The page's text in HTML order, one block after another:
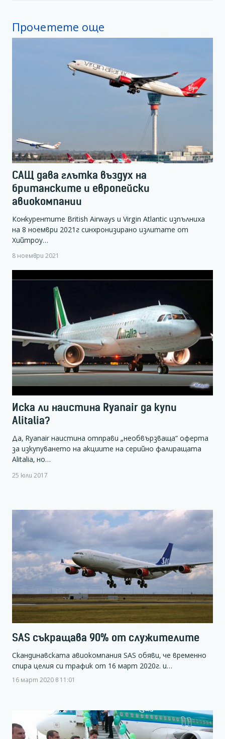
Прочетете още
САЩ дава глътка въздух на
британските и европейски
авиокомпании
Конкурентите British Airways и Virgin Atlantic изпълниха
на 8 ноември 2021г синхронизирано излитате от
Хийтроу…
8 ноември 2021
Иска ли наистина Ryanair да купи
Alitalia?
Да, Ryanair наистина отправи „необвързваща“ оферта
за изкупуването на акциите на серийно фалиращата
Alitalia, но…
25 юли 2017
SAS съкращава 90% от служителите
Скандинавската авиокомпания SAS обяви, че временно
спира целия си трафик от 16 март 2020г. и…
16 март 2020 в 11:01